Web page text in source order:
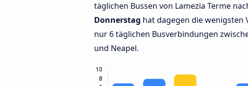
täglichen Bussen von Lamezia Terme
Donnerstag hat dagegen die wenigsten
nur 6 täglichen Busverbindungen
und Neapel.